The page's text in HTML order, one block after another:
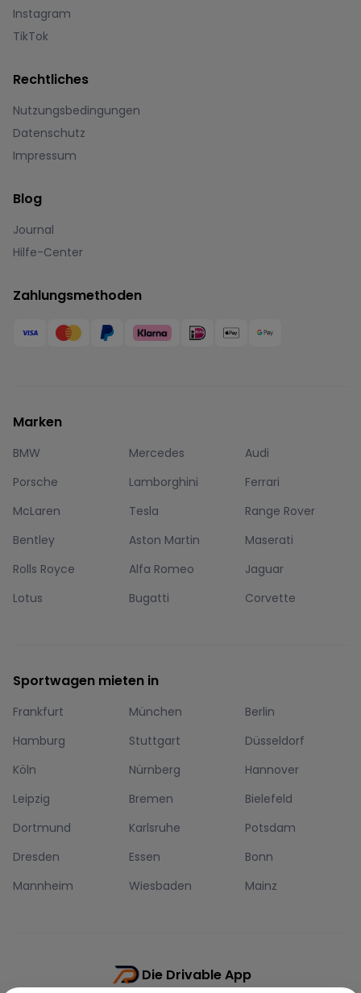
Instagram
TikTok
Rechtliches
Nutzungsbedingungen
Datenschutz
Impressum
Blog
Journal
Hilfe-Center
Zahlungsmethoden
Marken
BMW Mercedes
Audi
Porsche
Lamborghini
Ferrari
McLaren
Tesla
Range Rover
Bentley
Aston Martin
Maserati
Rolls Royce
Alfa Romeo
Jaguar
Lotus
Bugatti Corvette
Sportwagen mieten in
Frankfurt München
Berlin
Hamburg
Stuttgart
Düsseldorf
Köln
Nürnberg
Hannover
Leipzig
Bremen
Bielefeld
Dortmund
Karlsruhe
Potsdam
Dresden
Essen
Bonn
Mannheim
Wiesbaden Mainz
Die Drivable App